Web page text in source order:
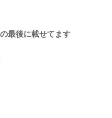
最後に載せてます